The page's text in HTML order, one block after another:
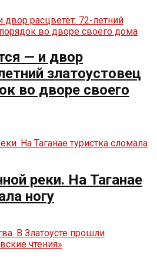
— и двор
златоустовец
во дворе своего
реки. На Таганае
ногу